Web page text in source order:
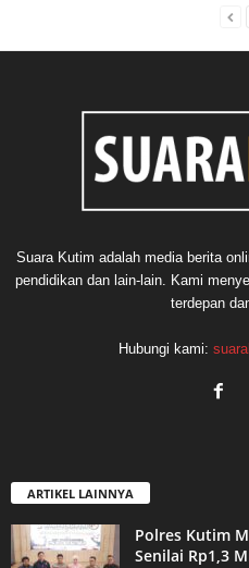
Suara Kutim adalah media berita
pendidikan dan lain-lain. Kami
terdepan
Hubungi kami:
ARTIKEL LAINNYA
Polres Kutim
Senilai Rp1,3